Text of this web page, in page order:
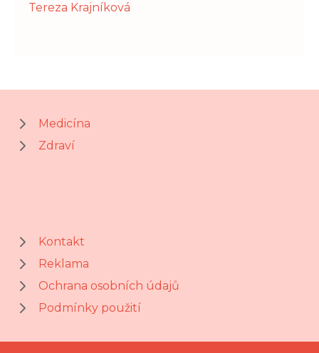
Tereza Krajníková
Medicína
Zdraví
Kontakt
Reklama
Ochrana osobních údajů
Podmínky použití